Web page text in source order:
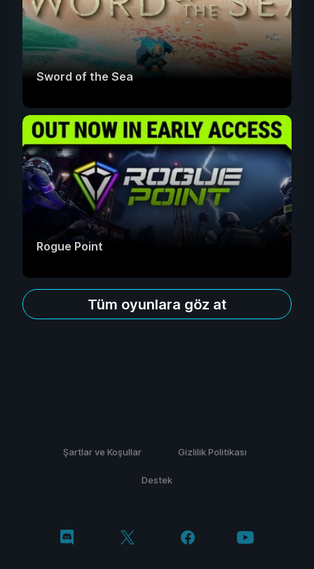
Sword of the Sea
Rogue Point
Tüm oyunlara göz at
Şartlar ve Koşullar Gizlilik Politikası
Destek